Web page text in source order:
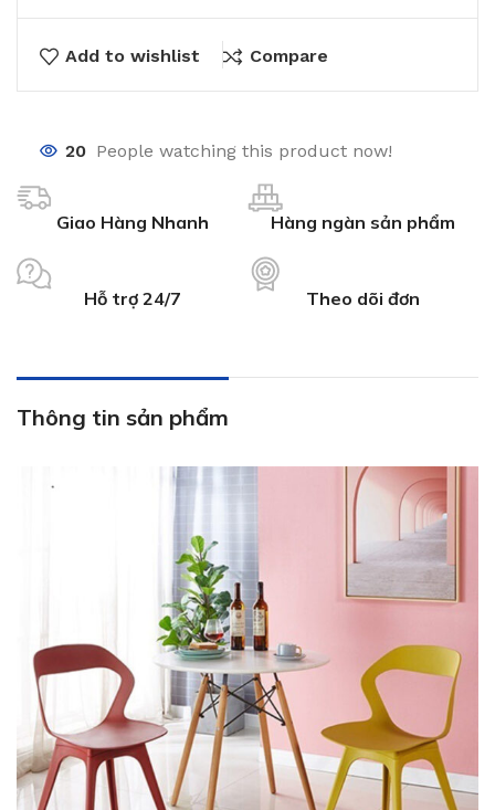
Add to wishlist Compare
20 People watching this product now!
Giao Hàng Nhanh Hàng ngàn sản phẩm
Hỗ trợ 24/7 Theo dõi đơn
Thông tin sản phẩm